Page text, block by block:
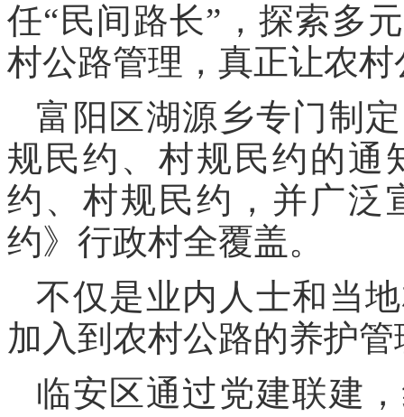
任“民间路长”，探索多
村公路管理，真正让农
富阳区湖源乡专门制
规民约、村规民约的通
约、村规民约，并广泛
约》行政村全覆盖。
不仅是业内人士和当
加入到农村公路的养护管
临安区通过党建联建